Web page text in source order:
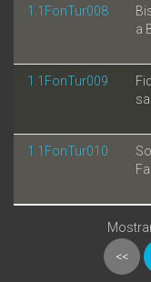
1.1FonTur008
a
1.1FonTur009
1.1FonTur010
<<